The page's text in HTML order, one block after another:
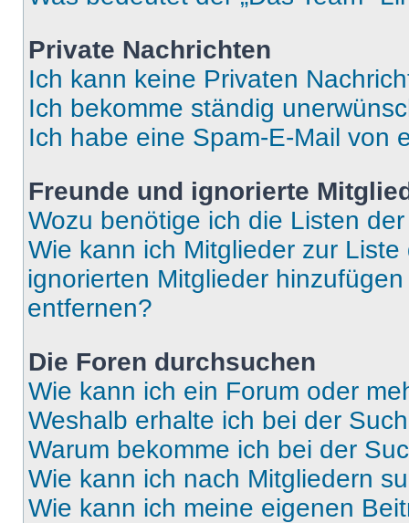
Private Nachrichten
Ich kann keine Privaten
Ich bekomme ständig
Ich habe eine Spam-E-Mail von
Freunde und ignorierte
Wozu benötige ich die Listen
Wie kann ich Mitglieder zur
ignorierten Mitglieder
entfernen?
Die Foren durchsuchen
Wie kann ich ein Forum oder
Weshalb erhalte ich bei der
Warum bekomme ich bei der
Wie kann ich nach Mitgliedern
Wie kann ich meine eigenen